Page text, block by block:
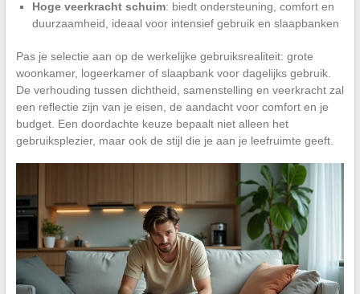
Hoge veerkracht schuim: biedt ondersteuning, comfort en
duurzaamheid, ideaal voor intensief gebruik en slaapbanken
Pas je selectie aan op de werkelijke gebruiksrealiteit: grote
woonkamer, logeerkamer of slaapbank voor dagelijks gebruik.
De verhouding tussen dichtheid, samenstelling en veerkracht zal
een reflectie zijn van je eisen, de aandacht voor comfort en je
budget. Een doordachte keuze bepaalt niet alleen het
gebruiksplezier, maar ook de stijl die je aan je leefruimte geeft.